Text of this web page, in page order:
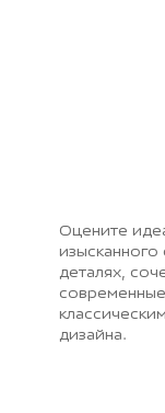
Оцените
изысканного
деталях,
дизайна.